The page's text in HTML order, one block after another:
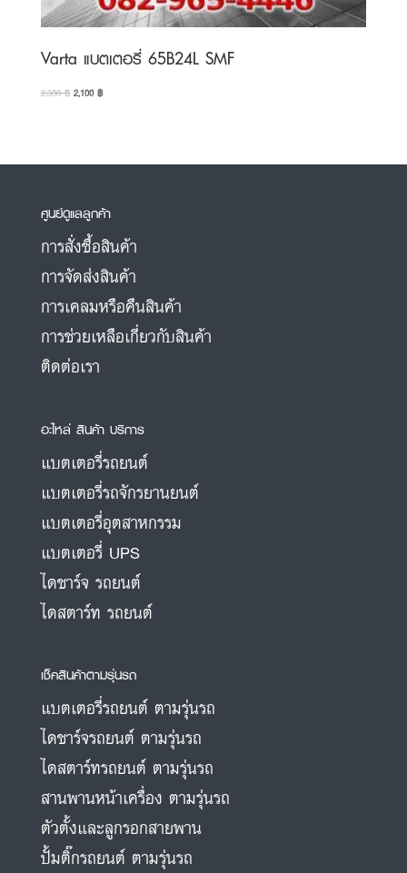
Varta แบตเตอรี่ 65B24L SMF
2,300฿ Original
2,100฿Current
ศูนย์ดูแลลูกค้า
การสั่งซื้อสินค้า
การจัดส่งสินค้า
การเคลมหรือคืนสินค้า
การช่วยเหลือเกี่ยวกับสินค้า
ติดต่อเรา
อะไหล่ สินค้า บริการ
แบตเตอรี่รถยนต์
แบตเตอรี่รถจักรยานยนต์
แบตเตอรี่อุตสาหกรรม
แบตเตอรี่ UPS
ไดชาร์จ รถยนต์
ไดสตาร์ท รถยนต์
เช็คสินค้าตามรุ่นรถ
แบตเตอรี่รถยนต์ ตามรุ่นรถ
ไดชาร์จรถยนต์ ตามรุ่นรถ
ไดสตาร์ทรถยนต์ ตามรุ่นรถ
สานพานหน้าเครื่อง ตามรุ่นรถ
ตัวตั้งและลูกรอกสายพาน
ปั้มติ๊กรถยนต์ ตามรุ่นรถ